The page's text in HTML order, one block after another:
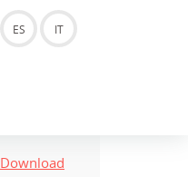
ES IT
Download